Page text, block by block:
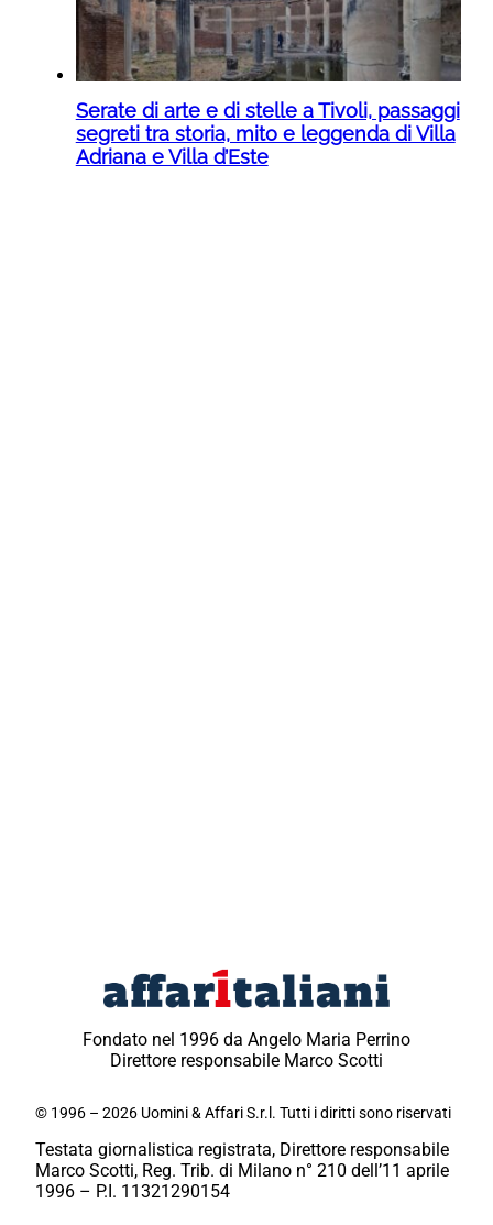
Serate di arte e di stelle a Tivoli, passaggi
segreti tra storia, mito e leggenda di Villa
Adriana e Villa d’Este
Fondato nel 1996 da Angelo Maria Perrino
Direttore responsabile Marco Scotti
© 1996 – 2026 Uomini & Affari S.r.l. Tutti i diritti sono riservati
Testata giornalistica registrata, Direttore responsabile
Marco Scotti, Reg. Trib. di Milano n° 210 dell’11 aprile
1996 – P.I. 11321290154